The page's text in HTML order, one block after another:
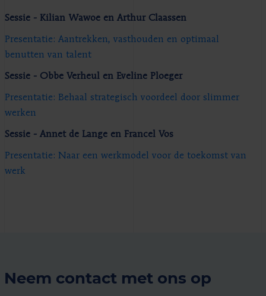
Sessie - Kilian Wawoe en Arthur Claassen
Presentatie: Aantrekken, vasthouden en optimaal
benutten van talent
Sessie - Obbe Verheul en Eveline Ploeger
Presentatie: Behaal strategisch voordeel door slimmer
werken
Sessie - Annet de Lange en Francel Vos
Presentatie: Naar een werkmodel voor de toekomst van
werk
Neem contact met ons op